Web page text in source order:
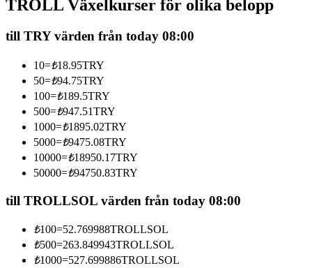
Bli en Copy Trader
Njut av vinstdelning och kopieringshandelsprovisioner
Information
TROLL Växelkurser för olika belopp
till TRY värden från today 08:00
10=₺18.95TRY
50=₺94.75TRY
100=₺189.5TRY
500=₺947.51TRY
1000=₺1895.02TRY
5000=₺9475.08TRY
10000=₺18950.17TRY
50000=₺94750.83TRY
till TROLLSOL värden från today 08:00
₺100=52.769988TROLLSOL
₺500=263.849943TROLLSOL
₺1000=527.699886TROLLSOL